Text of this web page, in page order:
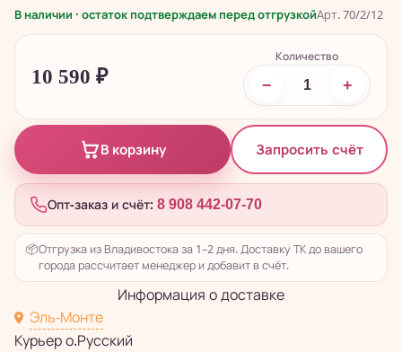
В наличии · остаток подтверждаем перед отгрузкойАрт. 70/2/12
10 590 ₽
Количество
− +
В корзину Запросить счёт
Опт-заказ и счёт: 8 908 442-07-70
📦Отгрузка из Владивостока за 1–2 дня. Доставку ТК до вашего
города рассчитает менеджер и добавит в счёт.
Информация о доставке
Эль-Монте
Курьер о.Русский